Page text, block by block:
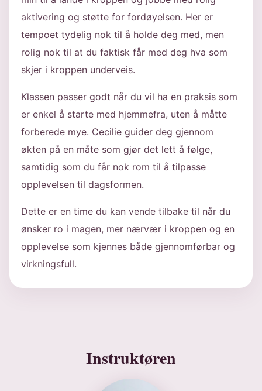
aktivering og støtte for fordøyelsen. Her er
tempoet tydelig nok til å holde deg med, men
rolig nok til at du faktisk får med deg hva som
skjer i kroppen underveis.
Klassen passer godt når du vil ha en praksis som
er enkel å starte med hjemmefra, uten å måtte
forberede mye. Cecilie guider deg gjennom
økten på en måte som gjør det lett å følge,
samtidig som du får nok rom til å tilpasse
opplevelsen til dagsformen.
Dette er en time du kan vende tilbake til når du
ønsker ro i magen, mer nærvær i kroppen og en
opplevelse som kjennes både gjennomførbar og
virkningsfull.
Instruktøren